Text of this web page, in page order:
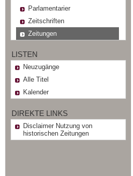
Parlamentarier
Zeitschriften
Zeitungen
LISTEN
Neuzugänge
Alle Titel
Kalender
DIREKTE LINKS
Disclaimer Nutzung von
historischen Zeitungen